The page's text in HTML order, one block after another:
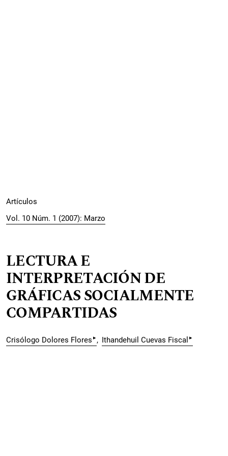
Artículos
Vol. 10 Núm. 1 (2007): Marzo
LECTURA E
INTERPRETACIÓN DE
GRÁFICAS SOCIALMENTE
COMPARTIDAS
Crisólogo Dolores Flores ▸ Ithandehuil Cuevas Fiscal ▸